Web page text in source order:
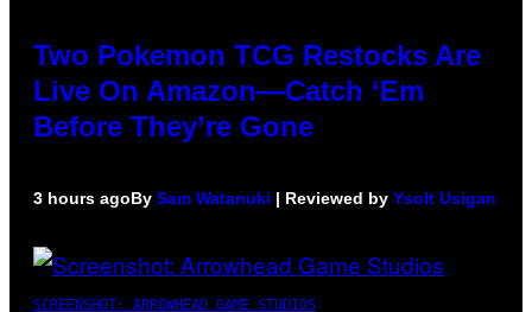
Two Pokemon TCG Restocks Are
Live On Amazon—Catch ‘Em
Before They’re Gone
3 hours agoBy Sam Watanuki | Reviewed by Ysolt Usigan
SCREENSHOT: ARROWHEAD GAME STUDIOS